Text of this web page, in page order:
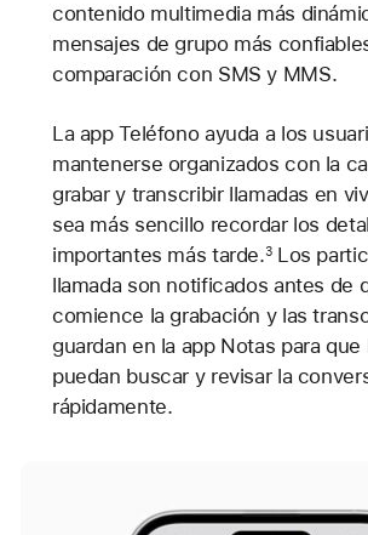
contenido multimedia más
mensajes de grupo más
comparación con SMS y MMS.
La app Teléfono ayuda a los
mantenerse organizados con la
grabar y transcribir llamadas en
sea más sencillo recordar los
importantes más tarde.3Los
llamada son notificados antes de
comience la grabación y las
guardan en la app Notas para que
puedan buscar y revisar la
rápidamente.